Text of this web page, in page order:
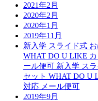
2021年2月
2020年2月
2020年1月
2019年11月
新入学 スライド式
WHAT DO U LIKE
ール便可 新入学 ス
セット WHAT DO U
対応 メール便可
2019年9月